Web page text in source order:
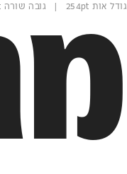
גודל אות 254pt | גובה שורה 188pt | משקל בולד